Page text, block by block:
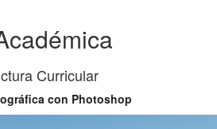
Curricular
con Photoshop